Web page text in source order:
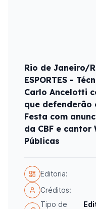
Rio de Janeiro/
ESPORTES -
Carlo Ancelotti
que defenderão
Festa com
da CBF e cantor
Públicas
Editoria:
Créditos:
Tipo de